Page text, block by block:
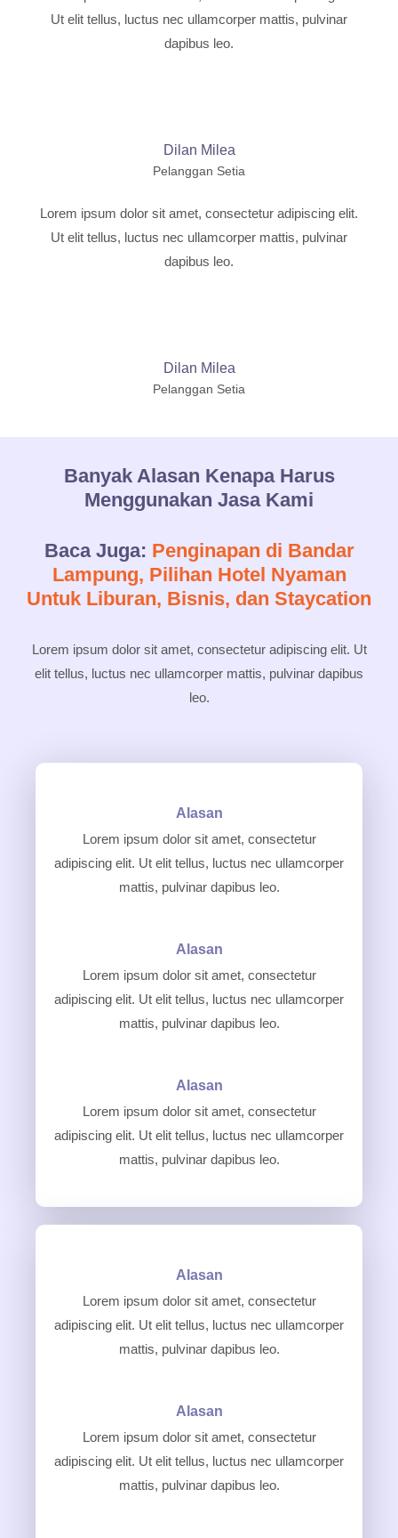
Ut elit tellus, luctus nec ullamcorper mattis, pulvinar
dapibus leo.
Dilan Milea
Pelanggan Setia
Lorem ipsum dolor sit amet, consectetur adipiscing elit.
Ut elit tellus, luctus nec ullamcorper mattis, pulvinar
dapibus leo.
Dilan Milea
Pelanggan Setia
Banyak Alasan Kenapa Harus
Menggunakan Jasa Kami
Baca Juga: Penginapan di Bandar
Lampung, Pilihan Hotel Nyaman
Untuk Liburan, Bisnis, dan Staycation
Lorem ipsum dolor sit amet, consectetur adipiscing elit. Ut
elit tellus, luctus nec ullamcorper mattis, pulvinar dapibus
leo.
Alasan
Lorem ipsum dolor sit amet, consectetur
adipiscing elit. Ut elit tellus, luctus nec ullamcorper
mattis, pulvinar dapibus leo.
Alasan
Lorem ipsum dolor sit amet, consectetur
adipiscing elit. Ut elit tellus, luctus nec ullamcorper
mattis, pulvinar dapibus leo.
Alasan
Lorem ipsum dolor sit amet, consectetur
adipiscing elit. Ut elit tellus, luctus nec ullamcorper
mattis, pulvinar dapibus leo.
Alasan
Lorem ipsum dolor sit amet, consectetur
adipiscing elit. Ut elit tellus, luctus nec ullamcorper
mattis, pulvinar dapibus leo.
Alasan
Lorem ipsum dolor sit amet, consectetur
adipiscing elit. Ut elit tellus, luctus nec ullamcorper
mattis, pulvinar dapibus leo.